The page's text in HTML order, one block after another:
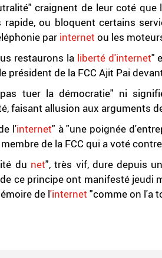
craignent de leur coté
ou bloquent certains
par internet ou les
restaurons laliberté d'internet"
président de la FCC Ajit Pai
tuer la démocratie" ni
faisant allusion aux arguments
l'internet" à "une poignée
de la FCC qui a voté
du net", très vif, dure depuis
ce principe ont manifesté jeudi
de l'internet "comme on l'a